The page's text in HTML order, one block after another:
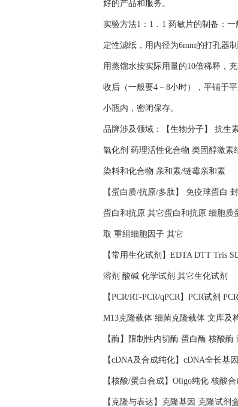
好的产品和服务。
实验方法1：1．1 药敏片的制备：
定性滤纸，用内径为6mm的打孔器
用蒸馏水按实际用量的10倍稀释，
收后（一般要4－8小时），平铺于
小瓶内，密闭保存。
品牌涉及领域：【生物分子】 抗生
氧化剂 药理活性化合物 类固醇激素
染料和化合物 亲和素/链霉亲和素
【蛋白质/抗原/多肽】 免疫球蛋白
蛋白和抗原 其它蛋白和抗原 细胞
取 重组细胞因子 其它
【常用生化试剂】EDTA DTT Tris
溶剂 酸碱 化学试剂 其它生化试剂
【PCR/RT-PCR/qPCR】PCR试剂
M13克隆载体 细菌克隆载体 文库及
【酶】限制性内切酶 蛋白酶 核酸
【cDNA及合成纯化】cDNA全长基
【核酸/蛋白合成】Oligo纯化 核酸
【克隆与表达】克隆基因 克隆试剂